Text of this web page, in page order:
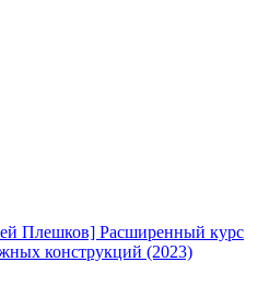
Плешков] Расширенный курс
конструкций (2023)